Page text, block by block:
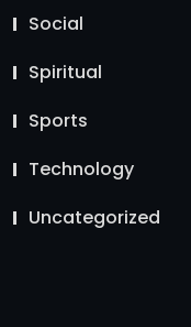
Social
Spiritual
Sports
Technology
Uncategorized